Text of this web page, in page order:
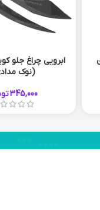
ابرویی چراغ جلو
(نوک
345,000